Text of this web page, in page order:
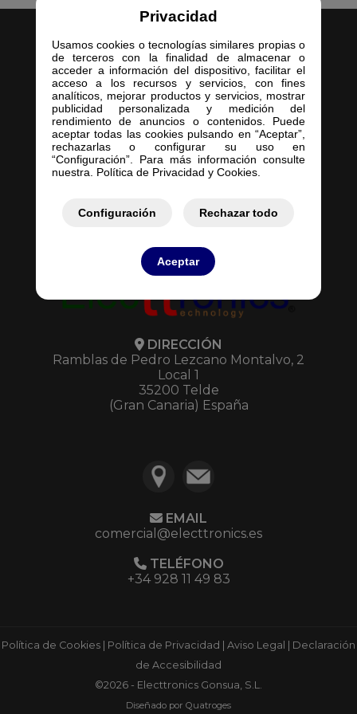
Privacidad
Usamos cookies o tecnologías similares propias o
de terceros con la finalidad de almacenar o
acceder a información del dispositivo, facilitar el
acceso a los recursos y servicios, con fines
analíticos, mejorar productos y servicios, mostrar
publicidad personalizada y medición del
rendimiento de anuncios o contenidos. Puede
aceptar todas las cookies pulsando en “Aceptar”,
rechazarlas o configurar su uso en
“Configuración”. Para más información consulte
nuestra. Política de Privacidad y Cookies.
Configuración Rechazar todo
Aceptar
Inicio
Empresa
Servicios
Contacto
Mis Pedidos
DIRECCIÓN
Ramblas de Pedro Lezcano Montalvo, 2
Local 1
35200 Telde
(Gran Canaria) España
EMAIL
comercial@electtronics.es
TELÉFONO
+34 928 11 49 83
Política de Cookies Política de Privacidad Aviso Legal
Declaración
de Accesibilidad
©2026 - Electtronics Gonsua, S.L.
Diseñado por Quatroges